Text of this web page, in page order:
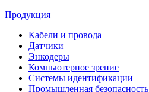
Продукция
Кабели и провода
Датчики
Энкодеры
Компьютерное зрение
Системы идентификации
Промышленная безопасность